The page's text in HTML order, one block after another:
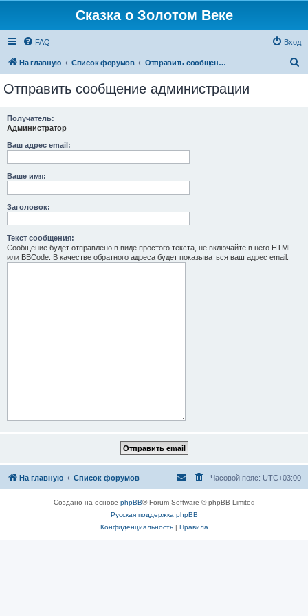
Сказка о Золотом Веке
FAQ Вход
На главную Список форумов Отправить сообщение администрации
Отправить сообщение администрации
Получатель:
Администратор
Ваш адрес email:
Ваше имя:
Заголовок:
Текст сообщения:
Сообщение будет отправлено в виде простого текста, не включайте в него HTML
или BBCode. В качестве обратного адреса будет показываться ваш адрес email.
На главную Список форумов Часовой пояс: UTC+03:00
Создано на основе phpBB® Forum Software © phpBB Limited
Русская поддержка phpBB
Конфиденциальность| Правила